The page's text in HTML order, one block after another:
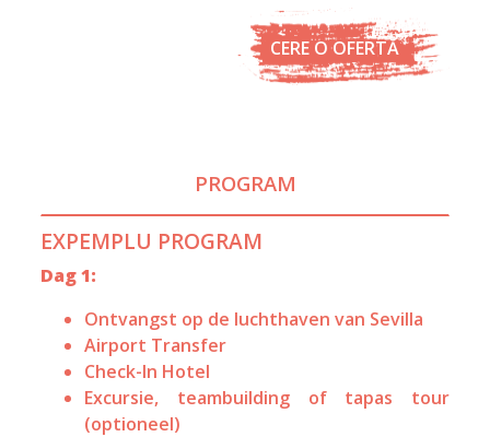
CERE O OFERTĂ
PROGRAM
EXPEMPLU PROGRAM
Dag 1:
Ontvangst op de luchthaven van Sevilla
Airport Transfer
Check-In Hotel
Excursie, teambuilding of tapas tour
(optioneel)